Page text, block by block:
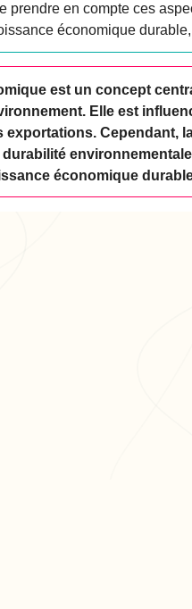
prendre en compte ces
économique
est un concept
Elle est
exportations. Cependant,
économique